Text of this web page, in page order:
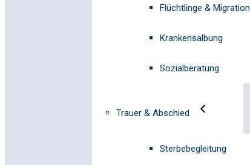
Flüchtlinge & Migration
Krankensalbung
Sozialberatung
Trauer & Abschied
Sterbebegleitung